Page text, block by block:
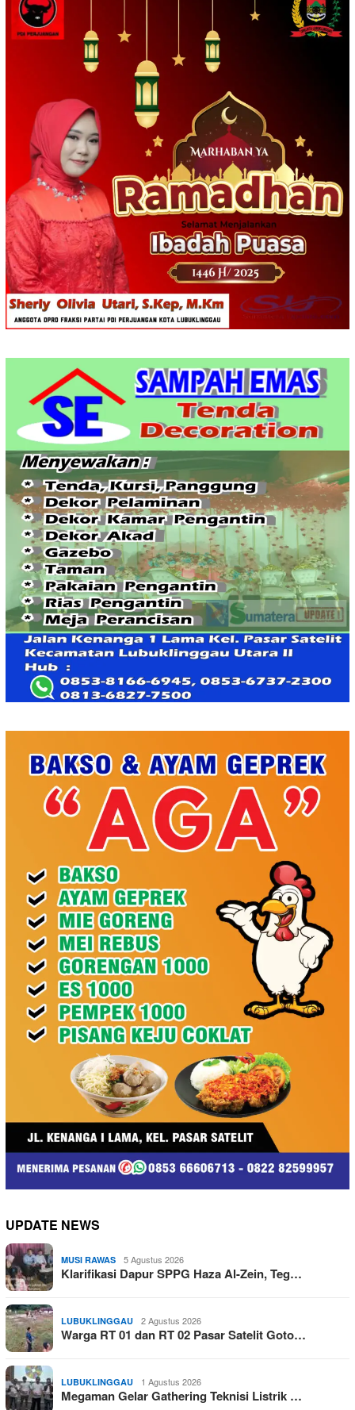
UPDATE NEWS
MUSI RAWAS 5 Agustus 2026
Klarifikasi Dapur SPPG Haza Al-Zein, Teg…
LUBUKLINGGAU 2 Agustus 2026
Warga RT 01 dan RT 02 Pasar Satelit Goto…
LUBUKLINGGAU 1 Agustus 2026
Megaman Gelar Gathering Teknisi Listrik …